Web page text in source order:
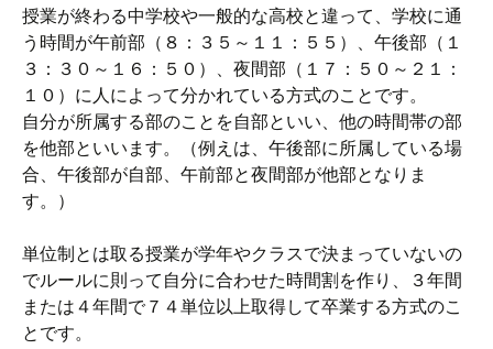
授業が終わる中学校や一般的な高校と違って、学校に通
う時間が午前部（８：３５～１１：５５）、午後部（１
３：３０～１６：５０）、夜間部（１７：５０～２１：
１０）に人によって分かれている方式のことです。
自分が所属する部のことを自部といい、他の時間帯の部
を他部といいます。（例えは、午後部に所属している場
合、午後部が自部、午前部と夜間部が他部となりま
す。）
単位制とは取る授業が学年やクラスで決まっていないの
でルールに則って自分に合わせた時間割を作り、３年間
または４年間で７４単位以上取得して卒業する方式のこ
とです。